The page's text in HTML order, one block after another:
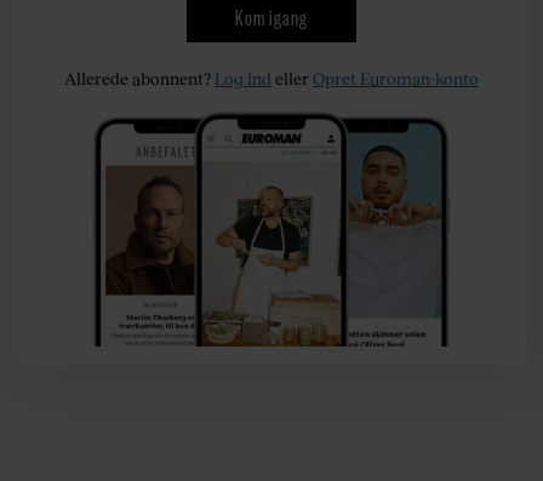
Kom igang
Allerede abonnent? Log ind ellerOpret Euroman-konto